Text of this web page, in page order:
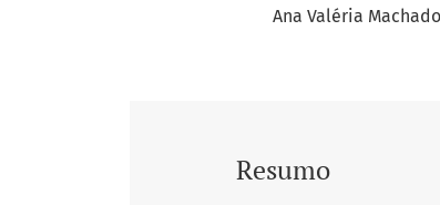
Ana Valéria
Resumo